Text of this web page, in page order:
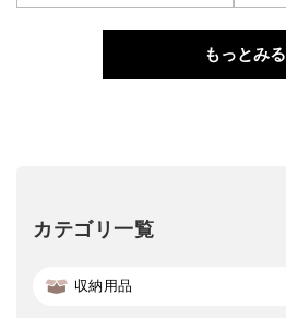
もっとみる
カテゴリ一覧
収納用品